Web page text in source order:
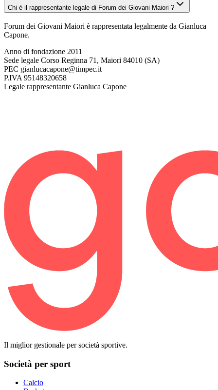
Chi è il rappresentante legale di Forum dei Giovani Maiori ?
Forum dei Giovani Maiori è rappresentata legalmente da Gianluca
Capone.
Anno di fondazione 2011
Sede legale Corso Reginna 71, Maiori 84010 (SA)
PEC gianlucacapone@timpec.it
P.IVA 95148320658
Legale rappresentante Gianluca Capone
Il miglior gestionale per società sportive.
Società per sport
Calcio